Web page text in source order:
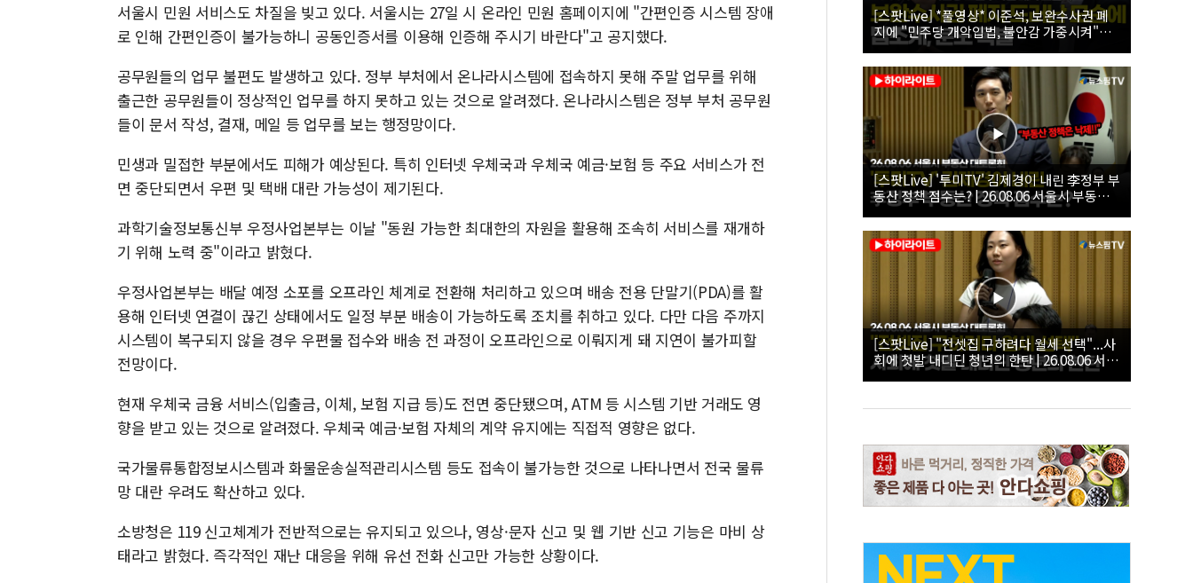
서울시 민원 서비스도 차질을 빚고 있다. 서울시는 27일 시 온라인 민원 홈페이지에 "간편인증 시스템 장애
로 인해 간편인증이 불가능하니 공동인증서를 이용해 인증해 주시기 바란다"고 공지했다.
공무원들의 업무 불편도 발생하고 있다. 정부 부처에서 온나라시스템에 접속하지 못해 주말 업무를 위해
출근한 공무원들이 정상적인 업무를 하지 못하고 있는 것으로 알려졌다. 온나라시스템은 정부 부처 공무원
들이 문서 작성, 결재, 메일 등 업무를 보는 행정망이다.
민생과 밀접한 부분에서도 피해가 예상된다. 특히 인터넷 우체국과 우체국 예금·보험 등 주요 서비스가 전
면 중단되면서 우편 및 택배 대란 가능성이 제기된다.
과학기술정보통신부 우정사업본부는 이날 "동원 가능한 최대한의 자원을 활용해 조속히 서비스를 재개하
기 위해 노력 중"이라고 밝혔다.
우정사업본부는 배달 예정 소포를 오프라인 체계로 전환해 처리하고 있으며 배송 전용 단말기(PDA)를 활
용해 인터넷 연결이 끊긴 상태에서도 일정 부분 배송이 가능하도록 조치를 취하고 있다. 다만 다음 주까지
시스템이 복구되지 않을 경우 우편물 접수와 배송 전 과정이 오프라인으로 이뤄지게 돼 지연이 불가피할
전망이다.
현재 우체국 금융 서비스(입출금, 이체, 보험 지급 등)도 전면 중단됐으며, ATM 등 시스템 기반 거래도 영
향을 받고 있는 것으로 알려졌다. 우체국 예금·보험 자체의 계약 유지에는 직접적 영향은 없다.
국가물류통합정보시스템과 화물운송실적관리시스템 등도 접속이 불가능한 것으로 나타나면서 전국 물류
망 대란 우려도 확산하고 있다.
소방청은 119 신고체계가 전반적으로는 유지되고 있으나, 영상·문자 신고 및 웹 기반 신고 기능은 마비 상
태라고 밝혔다. 즉각적인 재난 대응을 위해 유선 전화 신고만 가능한 상황이다.
[스팟Live] *풀영상* 이준석, 보완수사권 폐
지에 "민주당 개악입법, 불안감 가중시켜"｜
26.08.06 개혁신당 보완수사권 폐지 토론회
[스팟Live] '투미TV' 김제경이 내린 李정부 부
동산 정책 점수는? | 26.08.06 서울시 부동산
대토론회
[스팟Live] "전셋집 구하려다 월세 선택"...사
회에 첫발 내디딘 청년의 한탄 | 26.08.06 서울
시 부동산 대토론회